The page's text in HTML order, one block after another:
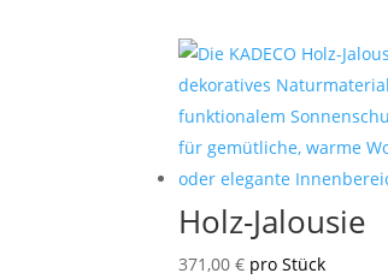
Holz-Jalousie
371,00€ pro Stück